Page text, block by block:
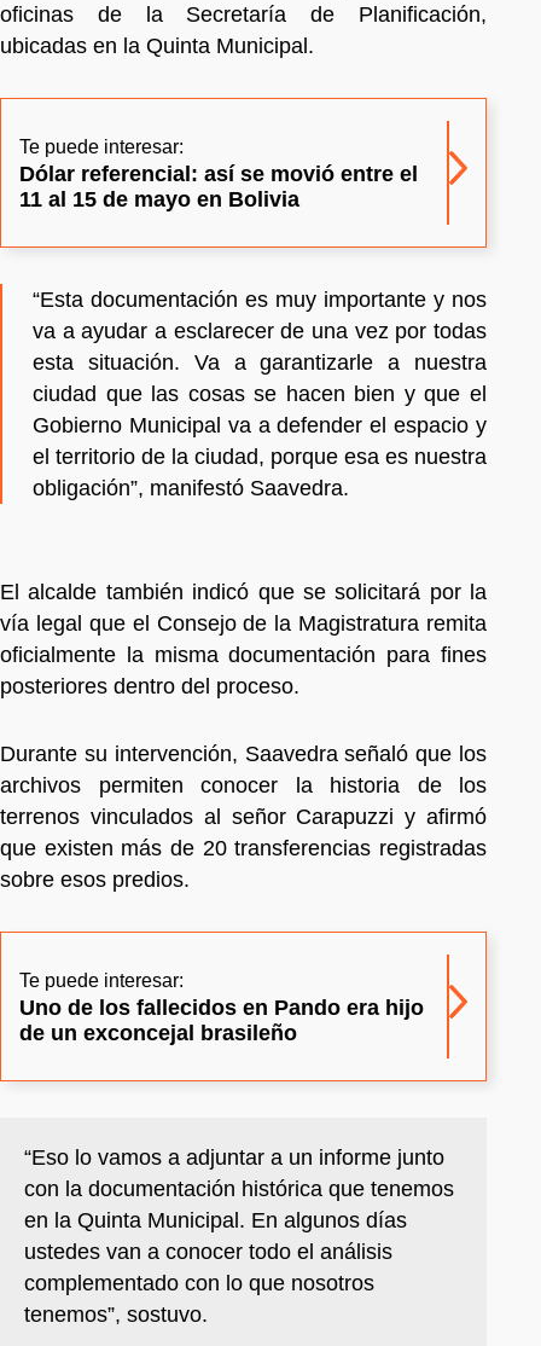
oficinas de la Secretaría de Planificación,
ubicadas en la Quinta Municipal.
Te puede interesar:
Dólar referencial: así se movió entre el
11 al 15 de mayo en Bolivia
“Esta documentación es muy importante y nos
va a ayudar a esclarecer de una vez por todas
esta situación. Va a garantizarle a nuestra
ciudad que las cosas se hacen bien y que el
Gobierno Municipal va a defender el espacio y
el territorio de la ciudad, porque esa es nuestra
obligación”, manifestó Saavedra.
El alcalde también indicó que se solicitará por la
vía legal que el Consejo de la Magistratura remita
oficialmente la misma documentación para fines
posteriores dentro del proceso.
Durante su intervención, Saavedra señaló que los
archivos permiten conocer la historia de los
terrenos vinculados al señor Carapuzzi y afirmó
que existen más de 20 transferencias registradas
sobre esos predios.
Te puede interesar:
Uno de los fallecidos en Pando era hijo
de un exconcejal brasileño
“Eso lo vamos a adjuntar a un informe junto
con la documentación histórica que tenemos
en la Quinta Municipal. En algunos días
ustedes van a conocer todo el análisis
complementado con lo que nosotros
tenemos”, sostuvo.